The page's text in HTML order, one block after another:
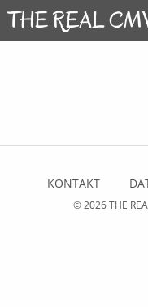
KONTAKT
© 2026THE